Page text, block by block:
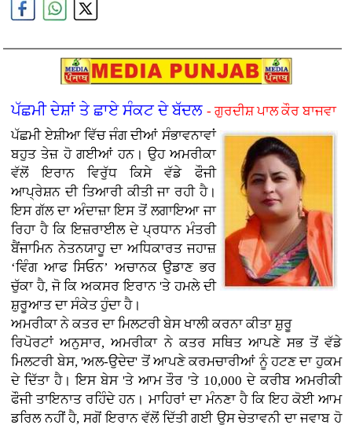
ਪੱਛਮੀ ਦੇਸ਼ਾਂ ਤੇ ਛਾਏ ਸੰਕਟ ਦੇ ਬੱਦਲ- ਗੁਰਦੀਸ਼ ਪਾਲ ਕੌਰ ਬਾਜਵਾ
ਪੱਛਮੀ ਏਸ਼ੀਆ ਵਿੱਚ ਜੰਗ ਦੀਆਂ ਸੰਭਾਵਨਾਵਾਂ
ਬਹੁਤ ਤੇਜ਼ ਹੋ ਗਈਆਂ ਹਨ। ਉਹ ਅਮਰੀਕਾ
ਵੱਲੋਂ ਇਰਾਨ ਵਿਰੁੱਧ ਕਿਸੇ ਵੱਡੇ ਫੌਜੀ
ਆਪ੍ਰੇਸ਼ਨ ਦੀ ਤਿਆਰੀ ਕੀਤੀ ਜਾ ਰਹੀ ਹੈ।
ਇਸ ਗੱਲ ਦਾ ਅੰਦਾਜ਼ਾ ਇਸ ਤੋਂ ਲਗਾਇਆ ਜਾ
ਰਿਹਾ ਹੈ ਕਿ ਇਜ਼ਰਾਈਲ ਦੇ ਪ੍ਰਧਾਨ ਮੰਤਰੀ
ਬੈਂਜਾਮਿਨ ਨੇਤਨਯਾਹੂ ਦਾ ਅਧਿਕਾਰਤ ਜਹਾਜ਼
‘ਵਿੰਗ ਆਫ ਸਿਓਨ’ ਅਚਾਨਕ ਉਡਾਣ ਭਰ
ਚੁੱਕਾ ਹੈ, ਜੋ ਕਿ ਅਕਸਰ ਇਰਾਨ 'ਤੇ ਹਮਲੇ ਦੀ
ਸ਼ੁਰੂਆਤ ਦਾ ਸੰਕੇਤ ਹੁੰਦਾ ਹੈ।
ਅਮਰੀਕਾ ਨੇ ਕਤਰ ਦਾ ਮਿਲਟਰੀ ਬੇਸ ਖਾਲੀ ਕਰਨਾ ਕੀਤਾ ਸ਼ੁਰੂ
ਰਿਪੋਰਟਾਂ ਅਨੁਸਾਰ, ਅਮਰੀਕਾ ਨੇ ਕਤਰ ਸਥਿਤ ਆਪਣੇ ਸਭ ਤੋਂ ਵੱਡੇ
ਮਿਲਟਰੀ ਬੇਸ, 'ਅਲ-ਉਦੇਦ' ਤੋਂ ਆਪਣੇ ਕਰਮਚਾਰੀਆਂ ਨੂੰ ਹਟਣ ਦਾ ਹੁਕਮ
ਦੇ ਦਿੱਤਾ ਹੈ। ਇਸ ਬੇਸ 'ਤੇ ਆਮ ਤੌਰ 'ਤੇ 10,000 ਦੇ ਕਰੀਬ ਅਮਰੀਕੀ
ਫੌਜੀ ਤਾਇਨਾਤ ਰਹਿੰਦੇ ਹਨ। ਮਾਹਿਰਾਂ ਦਾ ਮੰਨਣਾ ਹੈ ਕਿ ਇਹ ਕੋਈ ਆਮ
ਡਰਿਲ ਨਹੀਂ ਹੈ, ਸਗੋਂ ਇਰਾਨ ਵੱਲੋਂ ਦਿੱਤੀ ਗਈ ਉਸ ਚੇਤਾਵਨੀ ਦਾ ਜਵਾਬ ਹੋ